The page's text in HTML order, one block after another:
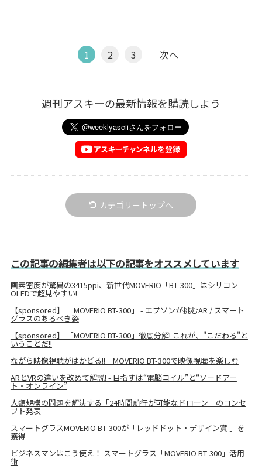
1 2 3 次へ
週刊アスキーの最新情報を購読しよう
カテゴリートップへ
この記事の編集者は以下の記事をオススメしています
画素密度が驚異の3415ppi、新世代MOVERIO「BT-300」はシリコン
OLEDで超見やすい!
【sponsored】 「MOVERIO BT-300」 - エプソンが挑むAR / スマート
グラスのあるべき姿
【sponsored】 「MOVERIO BT-300」徹底分解! これが、"こだわる"と
いうことだ!!
ながら映像視聴がはかどる!! MOVERIO BT-300で映像視聴を楽しむ
ARとVRの違いを改めて解説! - 目指すは“電脳コイル”と“ソードアー
ト・オンライン”
人類規模の問題を解決する「24時間航行が可能なドローン」のコンセ
プト発表
スマートグラスMOVERIO BT-300が「レッドドット・デザイン賞 」を
獲得
ビジネスマンはこう使え！ スマートグラス「MOVERIO BT-300」活用
術